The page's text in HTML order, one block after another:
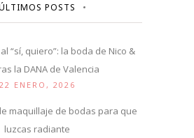
POSTS
“sí, quiero”: la boda de Nico &
la DANA de Valencia
22 ENERO, 2026
maquillaje de bodas para que
luzcas radiante